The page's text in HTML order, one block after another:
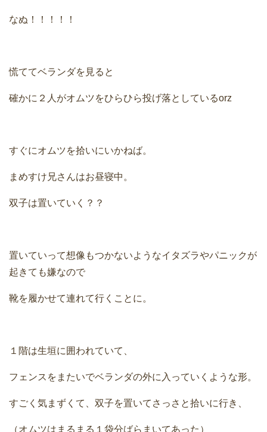
なぬ！！！！！
慌ててベランダを見ると
確かに２人がオムツをひらひら投げ落としているorz
すぐにオムツを拾いにいかねば。
まめすけ兄さんはお昼寝中。
双子は置いていく？？
置いていって想像もつかないようなイタズラやパニックが
起きても嫌なので
靴を履かせて連れて行くことに。
１階は生垣に囲われていて、
フェンスをまたいでベランダの外に入っていくような形。
すごく気まずくて、双子を置いてさっさと拾いに行き、
（オムツはまるまる１袋分ばらまいてあった）